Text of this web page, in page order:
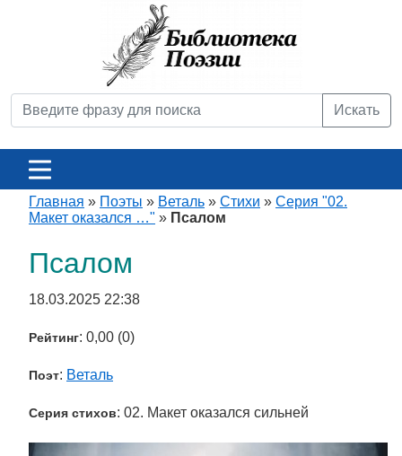
Искать
Главная » Поэты » Веталь » Стихи » Серия "02.
Макет оказался …" » Псалом
Псалом
18.03.2025 22:38
Рейтинг: 0,00 (0)
Поэт: Веталь
Серия стихов: 02. Макет оказался сильней